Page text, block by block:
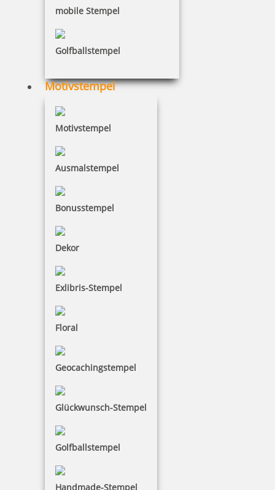
mobile Stempel
Golfballstempel
Motivstempel
Motivstempel
Ausmalstempel
Bonusstempel
Dekor
Exlibris-Stempel
Floral
Geocachingstempel
Glückwunsch-Stempel
Golfballstempel
Handmade-Stempel
Jetzt gestalten
Modico Stempel Flash M12
195,01 €
Jetzt gestalten
307,65 €